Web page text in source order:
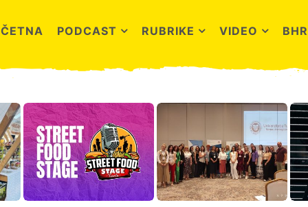
PODCAST RUBRIKE VIDEO